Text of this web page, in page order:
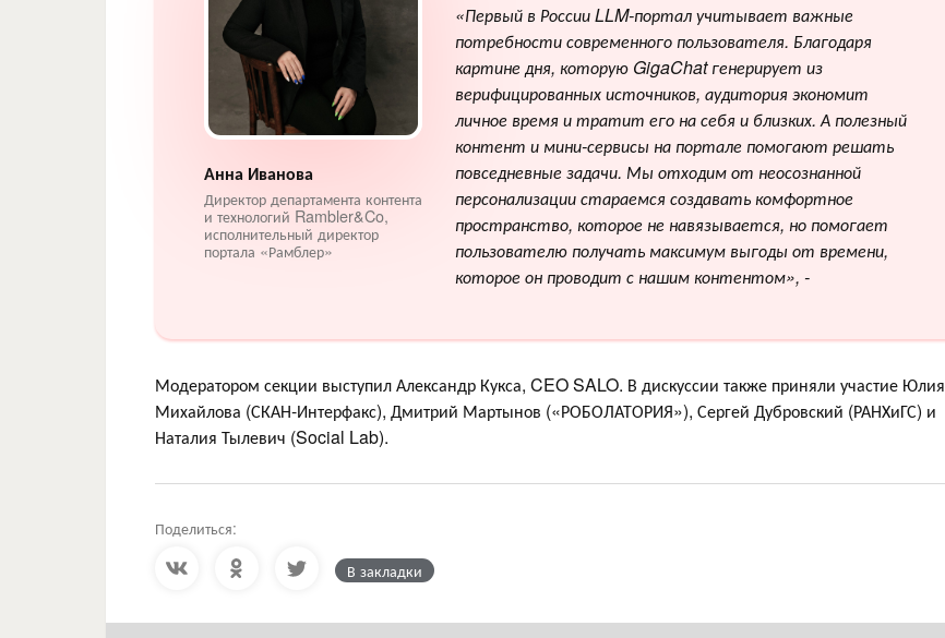
Анна Иванова
Директор департамента контента
и технологий Rambler&Co,
исполнительный директор
портала «Рамблер»
«Первый в России LLM-портал учитывает важные
потребности современного пользователя. Благодаря
картине дня, которую GigaChat генерирует из
верифицированных источников, аудитория экономит
личное время и тратит его на себя и близких. А полезный
контент и мини-сервисы на портале помогают решать
повседневные задачи. Мы отходим от неосознанной
персонализации стараемся создавать комфортное
пространство, которое не навязывается, но помогает
пользователю получать максимум выгоды от времени,
которое он проводит с нашим контентом», -
Модератором секции выступил Александр Кукса, CEO SALO. В дискуссии также приняли участие Юлия
Михайлова (СКАН-Интерфакс), Дмитрий Мартынов («РОБОЛАТОРИЯ»), Сергей Дубровский (РАНХиГС) и
Наталия Тылевич (Social Lab).
Поделиться:
В закладки